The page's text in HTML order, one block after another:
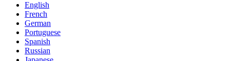
English
French
German
Portuguese
Spanish
Russian